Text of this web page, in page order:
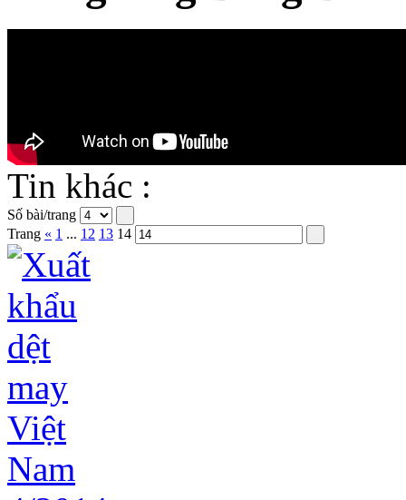
Tin khác :
Số bài/trang
Trang « 1 ... 12 13 14